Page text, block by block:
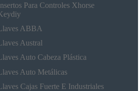
Para Controles Xhorse
ABBA
Austral
Auto Cabeza Plástica
Auto Metálicas
Cajas Fuerte E Industriales